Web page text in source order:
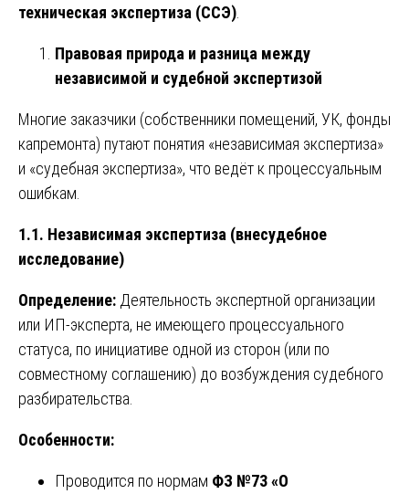
техническая экспертиза (ССЭ)
Правовая природа и разница между
независимой и судебной экспертизой
Многие заказчики (собственники помещений, УК, фонды
капремонта) путают понятия «независимая экспертиза»
и «судебная экспертиза», что ведёт к процессуальным
ошибкам.
1.1. Независимая экспертиза (внесудебное
исследование)
Определение: Деятельность экспертной организации
или ИП-эксперта, не имеющего процессуального
статуса, по инициативе одной из сторон (или по
совместному соглашению) до возбуждения судебного
разбирательства.
Особенности:
Проводится по нормам ФЗ №73 «О